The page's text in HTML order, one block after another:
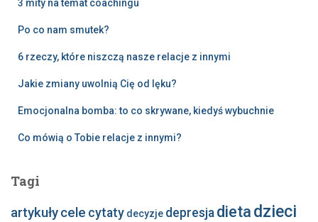
3 mity na temat coachingu
Po co nam smutek?
6 rzeczy, które niszczą nasze relacje z innymi
Jakie zmiany uwolnią Cię od lęku?
Emocjonalna bomba: to co skrywane, kiedyś wybuchnie
Co mówią o Tobie relacje z innymi?
Tagi
artykułycele cytaty decyzje depresja dieta dzieci